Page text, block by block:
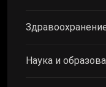
Наука и